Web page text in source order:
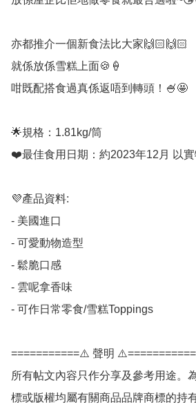
亦都推介一個新食法比大家🙌🏻🙌🏻
就係放係雪糕上面🍪🍦
咁既配搭食過真係返唔到轉頭！🍧🤩
🌟規格：1.81kg/筒
❤️最佳食用日期：約2023年12月 以
💜產品資料:
- 美國進口
- 可愛動物造型
- 鬆脆口感
- 雲呢拿香味
- 可作日常零食/雪糕Toppings
===========⚠️ 聲明
所有帖文內容只作分享及參考用途。